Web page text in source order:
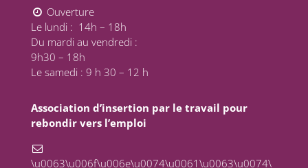
Ouverture
Le lundi : 14h – 18h
Du mardi au vendredi :
9h30 – 18h
Le samedi : 9 h 30 – 12 h
Association d’insertion par le travail pour
rebondir vers l’emploi
\u0063\u006f\u006e\u0074\u0061\u0063\u0074\